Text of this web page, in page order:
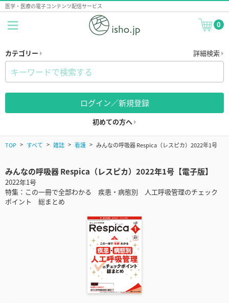
医学・医療の電子コンテンツ配信サービス
0
カテゴリー 詳細検索
ログイン／新規登録
初めての方へ
TOP すべて 雑誌 看護 みんなの呼吸器 Respica（レスピカ）2022年1号
みんなの呼吸器 Respica（レスピカ）2022年1号【電子版】
2022年1号
特集：この一冊で全部わかる 疾患・病態別 人工呼吸管理のチェック
ポイント 総まとめ